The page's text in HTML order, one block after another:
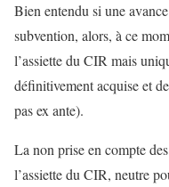
Bien entendu si une
subvention, alors, à ce
l’assiette du CIR mais
définitivement acquise et
pas ex ante).
La non prise en compte
l’assiette du CIR, neutre